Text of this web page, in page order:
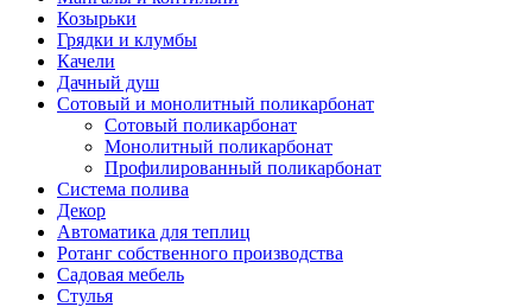
Козырьки
Грядки и клумбы
Качели
Дачный душ
Сотовый и монолитный поликарбонат
Сотовый поликарбонат
Монолитный поликарбонат
Профилированный поликарбонат
Система полива
Декор
Автоматика для теплиц
Ротанг собственного производства
Садовая мебель
Стулья